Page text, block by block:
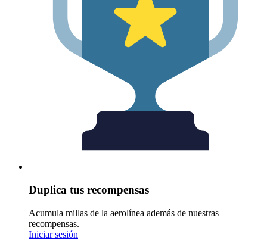
Duplica tus recompensas
Acumula millas de la aerolínea además de nuestras
recompensas.
Iniciar sesión